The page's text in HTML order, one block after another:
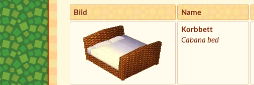
Bild Name
Korbbett
Cabana bed